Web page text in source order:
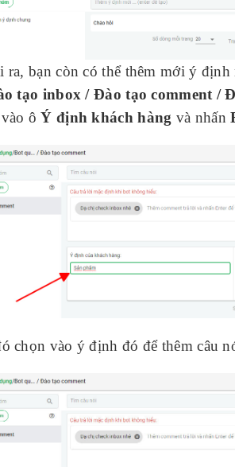
ra, bạn còn có thể thêm mới ý
tạo inbox / Đào tạo comment /
ôÝ định khách hàng và nhấn
chọn vào ý định đó để thêm câu